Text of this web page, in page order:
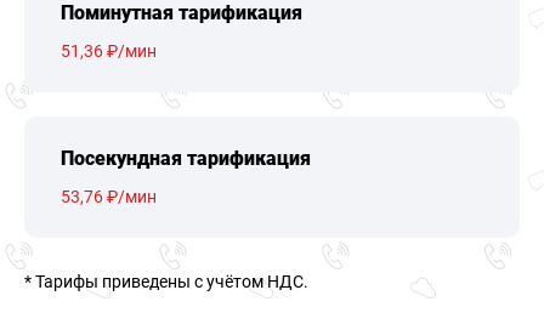
Поминутная тарификация
51,36 ₽/мин
Посекундная тарификация
53,76 ₽/мин
* Тарифы приведены c учётом НДС.